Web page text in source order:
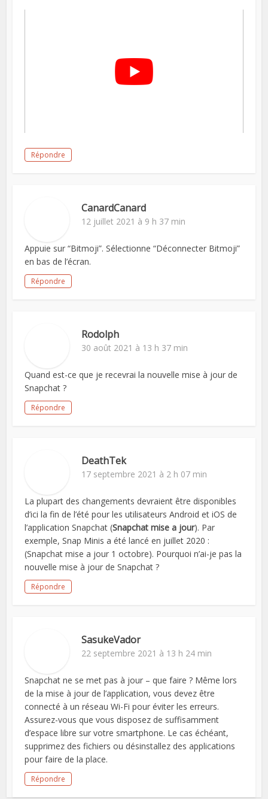
Répondre
CanardCanard
12 juillet 2021 à 9 h 37 min
Appuie sur “Bitmoji”. Sélectionne “Déconnecter Bitmoji”
en bas de l’écran.
Répondre
Rodolph
30 août 2021 à 13 h 37 min
Quand est-ce que je recevrai la nouvelle mise à jour de
Snapchat ?
Répondre
DeathTek
17 septembre 2021 à 2 h 07 min
La plupart des changements devraient être disponibles
d’ici la fin de l’été pour les utilisateurs Android et iOS de
l’application Snapchat (Snapchat mise a jour). Par
exemple, Snap Minis a été lancé en juillet 2020 :
(Snapchat mise a jour 1 octobre). Pourquoi n’ai-je pas la
nouvelle mise à jour de Snapchat ?
Répondre
SasukeVador
22 septembre 2021 à 13 h 24 min
Snapchat ne se met pas à jour – que faire ? Même lors
de la mise à jour de l’application, vous devez être
connecté à un réseau Wi-Fi pour éviter les erreurs.
Assurez-vous que vous disposez de suffisamment
d’espace libre sur votre smartphone. Le cas échéant,
supprimez des fichiers ou désinstallez des applications
pour faire de la place.
Répondre